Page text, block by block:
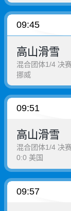
09:45
高山滑雪
混合团体1/4 决
挪威
09:51
高山滑雪
混合团体1/4 决
0:0 美国
09:57